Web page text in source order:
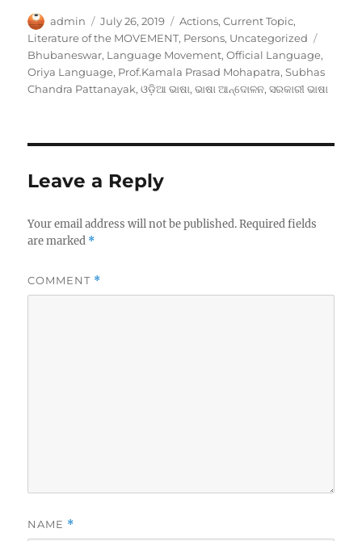
Author
admin
Posted
on
July 26, 2019 Categories
Actions,Current Topic,
Literature of the MOVEMENT, Persons, Uncategorized
Bhubaneswar, Language Movement,Official Language,
Oriya Language, Prof.Kamala Prasad Mohapatra,Subhas
Chandra Pattanayak,ଓଡ଼ିଆ ଭାଷା,ଭାଷା ଆନ୍ଦୋଳନ,ସରକାରୀ ଭାଷା
Leave a Reply
Your email address will not be published. Required fields
are marked *
COMMENT *
NAME *